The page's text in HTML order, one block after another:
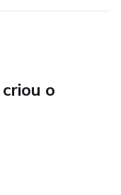
de modelos e
e menos peso
ocupados,
comerciais,
que precise
o